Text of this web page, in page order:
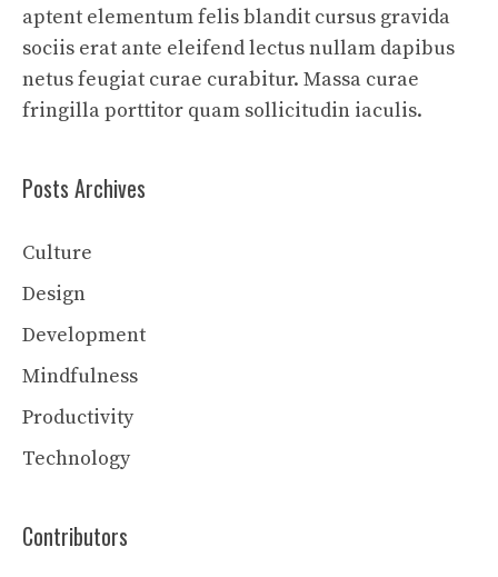
aptent elementum felis blandit cursus gravida
sociis erat ante eleifend lectus nullam dapibus
netus feugiat curae curabitur. Massa curae
fringilla porttitor quam sollicitudin iaculis.
Posts Archives
Culture
Design
Development
Mindfulness
Productivity
Technology
Contributors